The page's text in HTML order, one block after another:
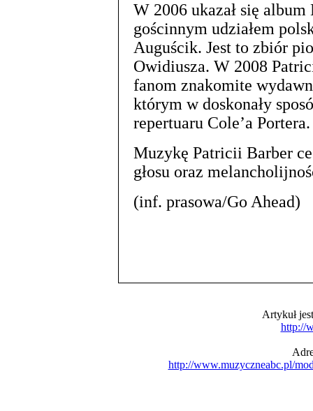
W 2006 ukazał się
gościnnym udziałem
Auguścik. Jest to zbiór
Owidiusza. W 2008
fanom znakomite
którym w doskonały
repertuaru Cole’a Portera.
Muzykę Patricii Barber
głosu oraz
(inf. prasowa/Go Ahead)
Artykuł
http://
http://www.muzyczneabc.pl/